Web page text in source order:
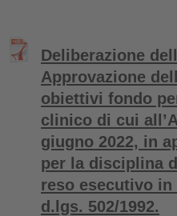
Deliberazione
Approvazione
obiettivi fondo
clinico di cui
giugno 2022, in
per la disciplina
reso esecutivo in
d.lgs. 502/1992.